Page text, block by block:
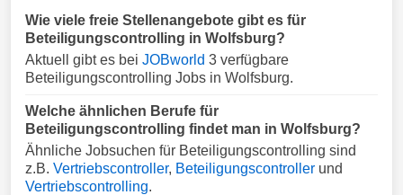
Wie viele freie Stellenangebote gibt es für
Beteiligungscontrolling in Wolfsburg?
Aktuell gibt es bei JOBworld 3 verfügbare
Beteiligungscontrolling Jobs in Wolfsburg.
Welche ähnlichen Berufe für
Beteiligungscontrolling findet man in Wolfsburg?
Ähnliche Jobsuchen für Beteiligungscontrolling sind
z.B. Vertriebscontroller, Beteiligungscontroller und
Vertriebscontrolling.